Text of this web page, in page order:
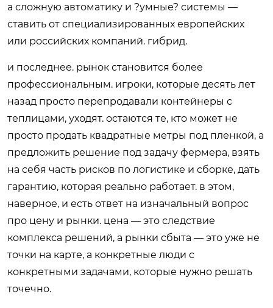
а сложную автоматику и ?умные? системы —
ставить от специализированных европейских
или российских компаний. гибрид.
и последнее. рынок становится более
профессиональным. игроки, которые десять лет
назад просто перепродавали контейнеры с
теплицами, уходят. остаются те, кто может не
просто продать квадратные метры под пленкой, а
предложить решение под задачу фермера, взять
на себя часть рисков по логистике и сборке, дать
гарантию, которая реально работает. в этом,
наверное, и есть ответ на изначальный вопрос
про цену и рынки. цена — это следствие
комплекса решений, а рынки сбыта — это уже не
точки на карте, а конкретные люди с
конкретными задачами, которые нужно решать
точечно.